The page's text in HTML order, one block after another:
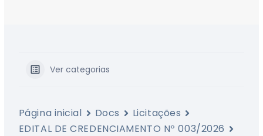
Ver categorias
Página inicial Docs
Licitações
EDITAL DE CREDENCIAMENTO Nº 003/2026